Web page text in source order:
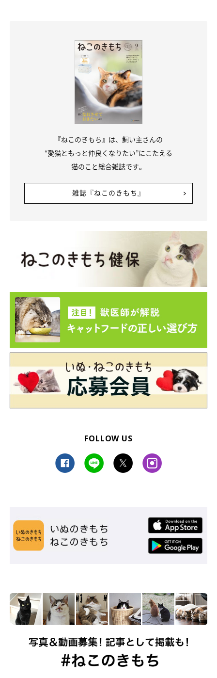
愛らしいギャップに毎日キュン！
そんなちまきちゃんが飼い主さんの前では無防備な姿を見せた
り、“ふたりきり”になるとベタベタ甘えてきたりするのだとか。
関連記事:
お迎え4日目に大胆な“ヘソ天寝”をしていた子
猫 成長した今も変わらず「床で落ちてる姿」
が可愛い！
紹介するのは、X（旧Twitter）ユーザー@chimacha_mfmfさんが投
子猫時代の写真。お迎えしてから4日目に撮影したという写真に
は、当時生後3カ月だったちまきちゃんの大胆な「ヘソ天」寝の様
子が写されています。撮影エピソードなど、飼い主さんに話を聞き
ました。
関連記事:
「まさかここで寝るとは思わなかった」 ベビ
『ねこのきもち』は、飼い主さんの
“愛猫ともっと仲良くなりたい”にこたえる
猫のこと総合雑誌です。
雑誌『ねこのきもち』
FOLLOW US